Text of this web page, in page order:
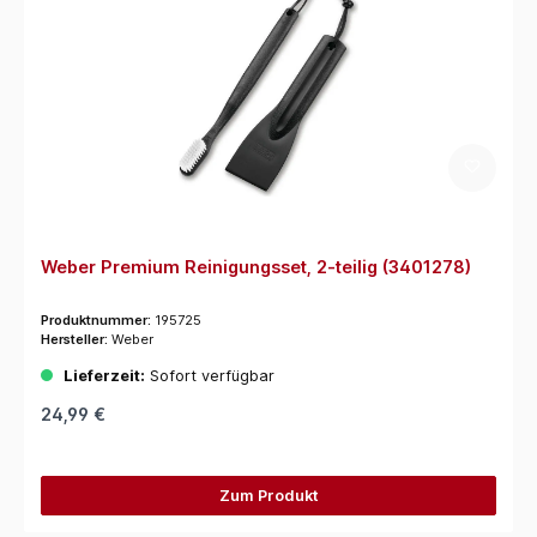
Weber Premium Reinigungsset, 2-teilig (3401278)
Produktnummer: 195725
Hersteller: Weber
Lieferzeit: Sofort verfügbar
24,99 €
Zum Produkt